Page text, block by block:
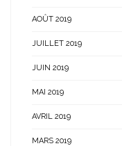
AOÛT 2019
JUILLET 2019
JUIN 2019
MAI 2019
AVRIL 2019
MARS 2019